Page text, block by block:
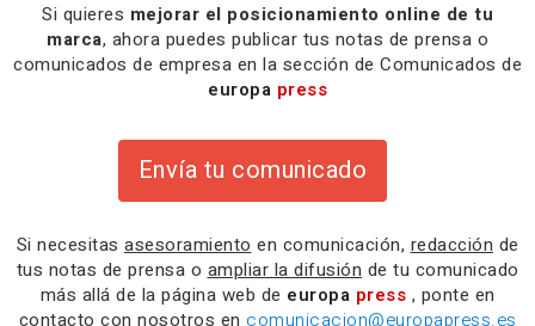
Si quieres mejorar el posicionamiento online de tu
marca, ahora puedes publicar tus notas de prensa o
comunicados de empresa en la sección de Comunicados de
europa press
Envía tu comunicado
Si necesitas asesoramiento en comunicación, redacción de
tus notas de prensa o ampliar la difusión de tu comunicado
más allá de la página web de europa press , ponte en
contacto con nosotros en comunicacion@europapress.es